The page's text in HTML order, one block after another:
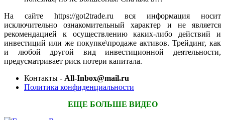
На сайте https://got2trade.ru вся информация носит
исключительно ознакомительный характер и не является
рекомендацией к осуществлению каких-либо действий и
инвестиций или же покупке\продаже активов. Трейдинг, как
и любой другой вид инвестиционной деятельности,
предусматривает риск потери капитала.
Контакты - All-Inbox@mail.ru
Политика конфиденциальности
ЕЩЕ БОЛЬШЕ ВИДЕО